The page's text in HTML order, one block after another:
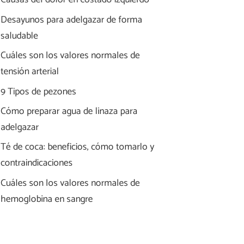
Desayunos para adelgazar de forma
saludable
Cuáles son los valores normales de
tensión arterial
9 Tipos de pezones
Cómo preparar agua de linaza para
adelgazar
Té de coca: beneficios, cómo tomarlo y
contraindicaciones
Cuáles son los valores normales de
hemoglobina en sangre